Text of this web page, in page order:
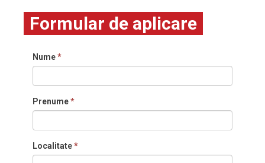
Formular de aplicare
Nume*
Prenume*
Localitate*